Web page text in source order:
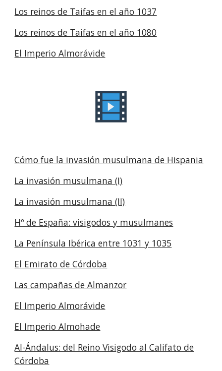
Los reinos de Taifas en el año 1037
Los reinos de Taifas en el año 1080
El Imperio Almorávide
Cómo fue la invasión musulmana de Hispania
La invasión musulmana (I)
La invasión musulmana (II)
Hº de España: visigodos y musulmanes
La Península Ibérica entre 1031 y 1035
El Emirato de Córdoba
Las campañas de Almanzor
El Imperio Almorávide
El Imperio Almohade
Al-Ándalus: del Reino Visigodo al Califato de
Córdoba